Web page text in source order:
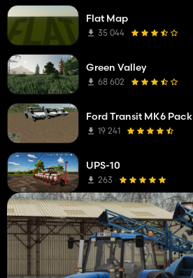
Flat Map
35 044
Green Valley
68 602
Ford Transit MK6 Pack
19 241
UPS-10
263